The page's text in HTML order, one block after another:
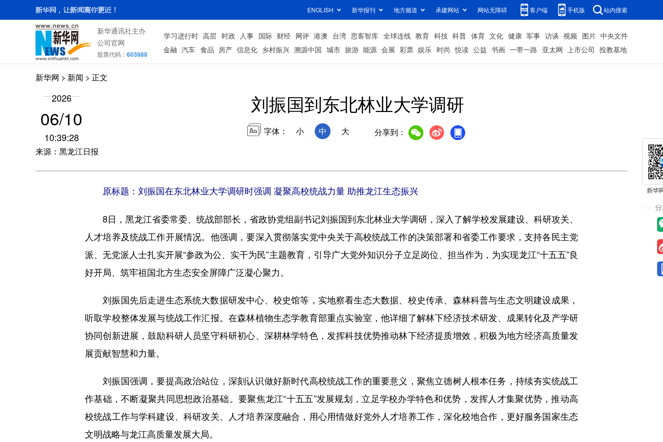
ENGLISH 新华报刊 地方频道 承建网站 网站无障碍 客户端 手机版 站内搜索
新华通讯社主办
公司官网
股票代码： 603888
学习进行时 高层 时政 人事 国际 财经 网评 港澳 台湾 思客智库 全球连线 教育 科技 科普 体育 文化 健康 军事 访谈 视频 图片 中央文件
金融 汽车 食品 房产 信息化 乡村振兴 溯源中国 城市 旅游 能源 会展 彩票 娱乐 时尚 悦读 公益 书画 一带一路 亚太网 上市公司 投教基地
新华网 > 新闻 > 正文
2026
06/10
10:39:28
来源：黑龙江日报
刘振国到东北林业大学调研
字体： 小 中 大 分享到：
原标题：刘振国在东北林业大学调研时强调 凝聚高校统战力量 助推龙江生态振兴
8日，黑龙江省委常委、统战部部长，省政协党组副书记刘振国到东北林业大学调研，深入了解学校发展建设、科研攻关、
人才培养及统战工作开展情况。他强调，要深入贯彻落实党中央关于高校统战工作的决策部署和省委工作要求，支持各民主党
派、无党派人士扎实开展“参政为公、实干为民”主题教育，引导广大党外知识分子立足岗位、担当作为，为实现龙江“十五五”良
好开局、筑牢祖国北方生态安全屏障广泛凝心聚力。
刘振国先后走进生态系统大数据研发中心、校史馆等，实地察看生态大数据、校史传承、森林科普与生态文明建设成果，
听取学校整体发展与统战工作汇报。在森林植物生态学教育部重点实验室，他详细了解林下经济技术研发、成果转化及产学研
协同创新进展，鼓励科研人员坚守科研初心、深耕林学特色，发挥科技优势推动林下经济提质增效，积极为地方经济高质量发
展贡献智慧和力量。
刘振国强调，要提高政治站位，深刻认识做好新时代高校统战工作的重要意义，聚焦立德树人根本任务，持续夯实统战工
作基础，不断凝聚共同思想政治基础。要聚焦龙江“十五五”发展规划，立足学校办学特色和优势，发挥人才集聚优势，推动高
校统战工作与学科建设、科研攻关、人才培养深度融合，用心用情做好党外人才培养工作，深化校地合作，更好服务国家生态
文明战略与龙江高质量发展大局。